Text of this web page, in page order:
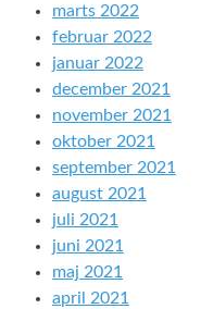
marts 2022
februar 2022
januar 2022
december 2021
november 2021
oktober 2021
september 2021
august 2021
juli 2021
juni 2021
maj 2021
april 2021